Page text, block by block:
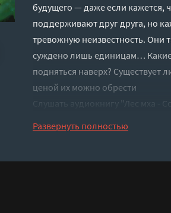
будущего — даже если кажется,
поддерживают друг друга, но
тревожную неизвестность. Они
суждено лишь единицам… Какие
подняться наверх? Существует
ценой их можно обрести
Слушать аудиокнигу "Лес мха -
Развернуть полностью